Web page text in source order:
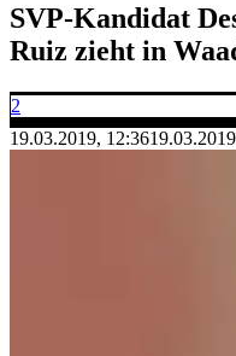
SVP-Kandidat
Ruiz zieht in
2
19.03.2019, 12:36